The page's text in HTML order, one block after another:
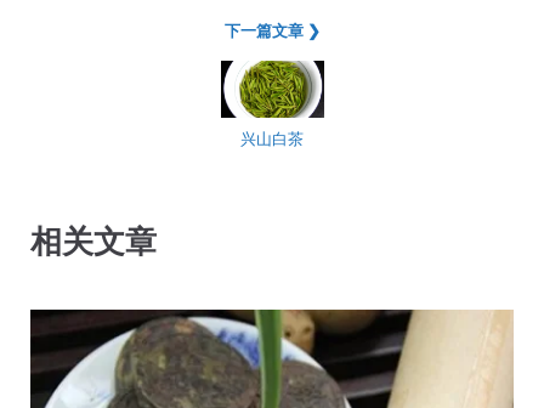
下一篇文章 ❯
兴山白茶
相关文章